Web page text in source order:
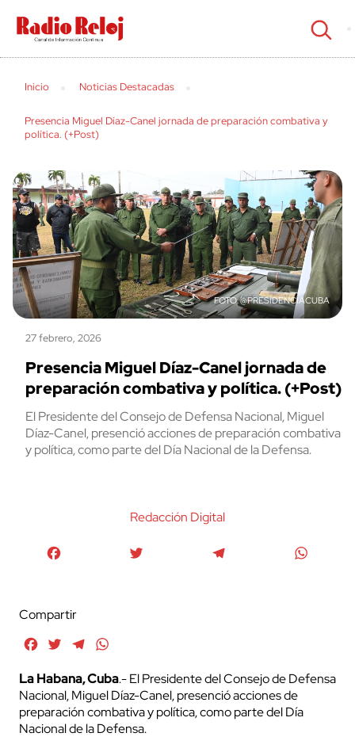
cerrar
Inicio Noticias Destacadas
Presencia Miguel Díaz-Canel jornada de preparación combativa y
política. (+Post)
@PRESIDENCIACUBA
27 febrero, 2026
Presencia Miguel Díaz-Canel jornada de
preparación combativa y política. (+Post)
El Presidente del Consejo de Defensa Nacional, Miguel
Díaz-Canel, presenció acciones de preparación combativa
y política, como parte del Día Nacional de la Defensa.
Redacción Digital
Compartir
FacebookTwitterTelegram
La Habana, Cuba.- El Presidente del Consejo de Defensa
Nacional, Miguel Díaz-Canel, presenció acciones de
preparación combativa y política, como parte del Día
Nacional de la Defensa.